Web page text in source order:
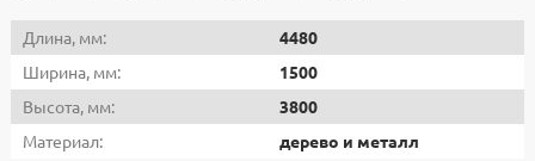
Длина, мм:
4480
Ширина, мм:
1500
Высота, мм:
3800
Материал:
дерево и металл